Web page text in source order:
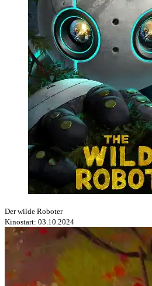
Der wilde Roboter
Kinostart: 03.10.2024